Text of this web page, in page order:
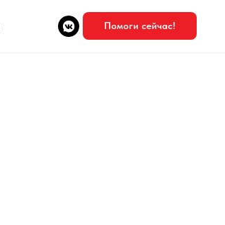
Помоги сейчас!